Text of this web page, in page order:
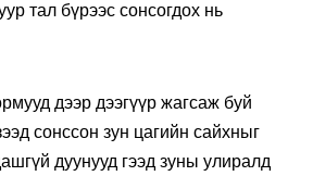
тал бүрээс сонсогдох нь
дээр дээгүүр жагсаж буй
сонссон зун цагийн сайхныг
дуунууд гээд зуны улиралд